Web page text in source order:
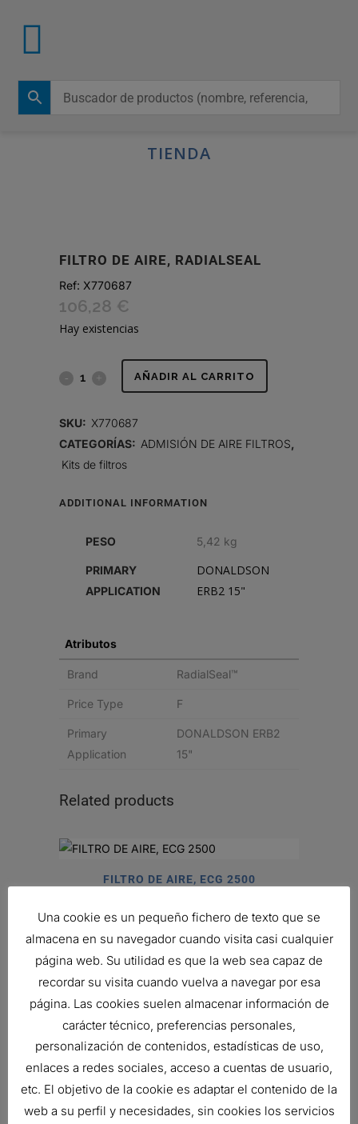
TIENDA
FILTRO DE AIRE, RADIALSEAL
Ref: X770687
106,28 €
Hay existencias
FILTRO
RADIALSEAL
AÑADIR AL CARRITO
SKU: X770687
CATEGORÍAS: ADMISIÓN DE AIRE FILTROS
Kits de filtros
ADDITIONAL INFORMATION
PESO 5,42 kg
PRIMARY
APPLICATION
DONALDSON
ERB2 15"
Atributos
Brand RadialSeal™
Price Type F
Primary
Application
DONALDSON ERB2
15"
Related products
FILTRO DE AIRE, ECG 2500
Ref:G112501
FILTRO DE AIRE, DESECHABLE
188,36€
Ref:P528722
FILTRO DE AIRE, FHG CYCLOPAC
Ref:G140323
Una cookie es un pequeño fichero de texto que se
almacena en su navegador cuando visita casi cualquier
página web. Su utilidad es que la web sea capaz de
recordar su visita cuando vuelva a navegar por esa
página. Las cookies suelen almacenar información de
carácter técnico, preferencias personales,
personalización de contenidos, estadísticas de uso,
enlaces a redes sociales, acceso a cuentas de usuario,
etc. El objetivo de la cookie es adaptar el contenido de la
web a su perfil y necesidades, sin cookies los servicios